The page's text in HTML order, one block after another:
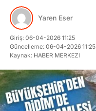
Yaren Eser
Giriş: 06-04-2026 11:25
Güncelleme: 06-04-2026 11:25
Kaynak: HABER MERKEZI